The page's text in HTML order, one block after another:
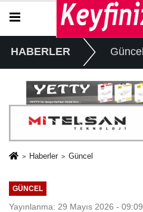
HABERLER Güncel
Haberler Güncel
GÜNCEL
Yayınlanma: 29 Mayıs 2026 - 09:09